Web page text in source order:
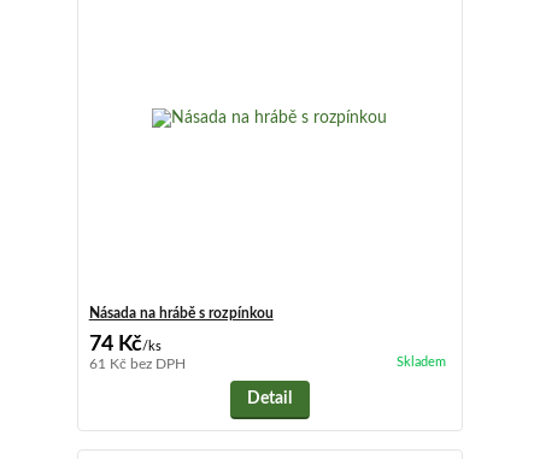
Násada na hrábě s rozpínkou
74 Kč/ks
61 Kč bez DPH Skladem
Detail